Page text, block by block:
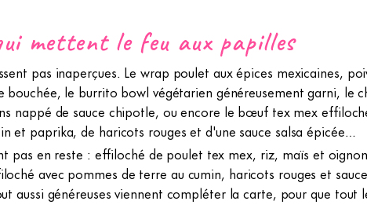
mettent le feu aux papilles
pas inaperçues. Le wrap poulet aux épices mexicaines,
bouchée, le burrito bowl végétarien généreusement garni, le
nappé de sauce chipotle, ou encore le bœuf tex mex
et paprika, de haricots rouges et d'une sauce salsa épicée…
pas en reste : effiloché de poulet tex mex, riz, maïs et
avec pommes de terre au cumin, haricots rouges et
aussi généreuses viennent compléter la carte, pour que tout